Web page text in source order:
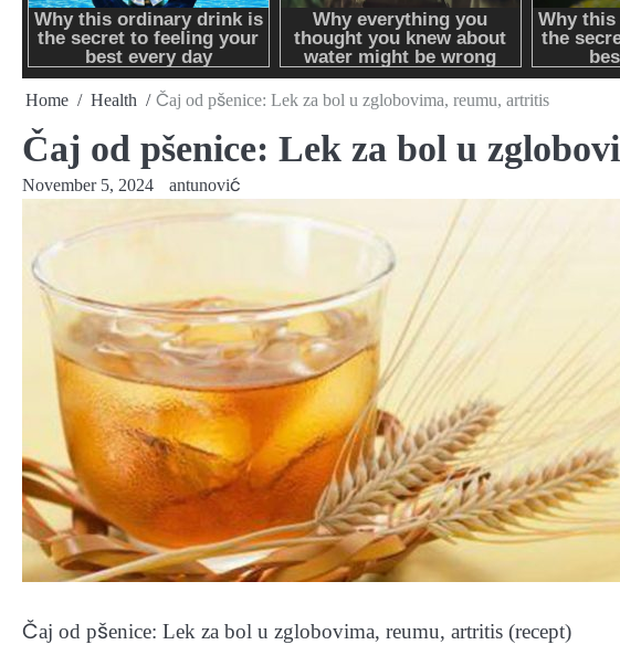
Home Health Čaj od pšenice: Lek za bol u zglobovima, reumu, artritis
Čaj od pšenice: Lek za bol u
November 5, 2024 antunović
Čaj od pšenice: Lek za bol u zglobovima, reumu, artritis (recept)